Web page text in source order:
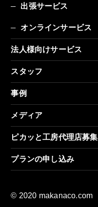
出張サービス
オンラインサービス
法人様向けサービス
スタッフ
事例
メディア
ピカッと工房代理店募集
プランの申し込み
© 2020 makanaco.com